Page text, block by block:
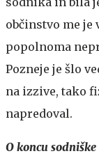
občinstvo me je
popolnoma
Pozneje je šlo
na izzive, tako
napredoval.
O koncu